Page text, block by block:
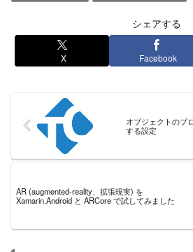
シェアする
X Facebook
オブジェクトのプ
する設定
AR (augmented-reality、拡張現実) を
Xamarin.Android と ARCore で試してみました